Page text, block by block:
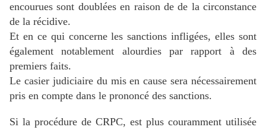
encourues sont doublées en raison de de la circonstance
de la récidive.
Et en ce qui concerne les sanctions infligées, elles sont
également notablement alourdies par rapport à des
premiers faits.
Le casier judiciaire du mis en cause sera nécessairement
pris en compte dans le prononcé des sanctions.
Si la procédure de CRPC, est plus couramment utilisée